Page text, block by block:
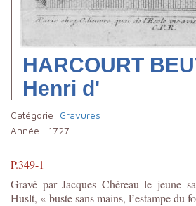
HARCOURT
Henri d'
Catégorie: Gravures
Année : 1727
P.349-1
Gravé par Jacques Chéreau le jeune
Huslt, « buste sans mains, l’estampe du